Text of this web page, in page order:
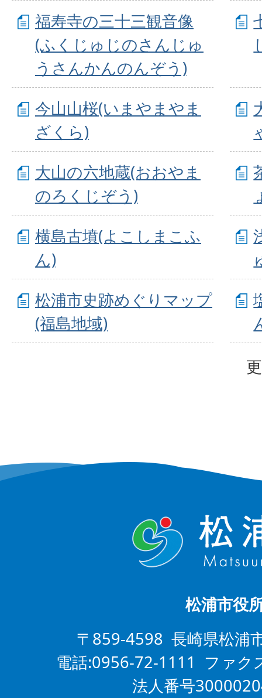
福寿寺の三十三観音像
(ふくじゅじのさんじゅ
うさんかんのんぞう)
今山山桜(いまやまやま
ざくら)
大山の六地蔵(おおやま
のろくじぞう)
横島古墳(よこしまこふ
ん)
松浦市史跡めぐりマップ
(福島地域)
松浦市役
〒859-4598 長崎県松浦
電話:0956-72-1111 ファ
法人番号